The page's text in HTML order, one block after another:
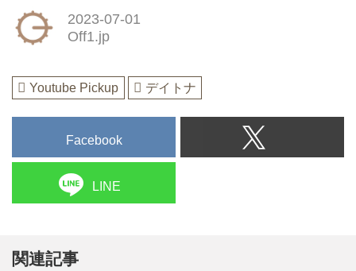
2023-07-01
Off1.jp
Youtube Pickup デイトナ
Facebook
LINE
関連記事